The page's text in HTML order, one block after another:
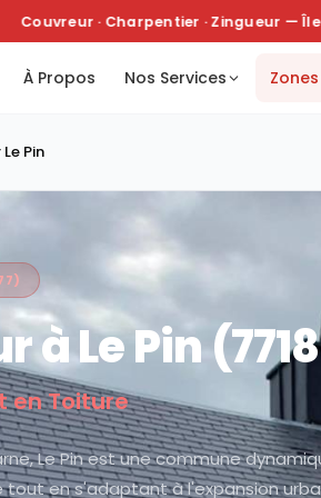
Couvreur · Charpentier · Zingueur — Île-
À Propos Nos Services Zones
Le Pin
)
àLe Pin(
en Toiture
Le Pin est une commune
tout en s'adaptant à l'expansion